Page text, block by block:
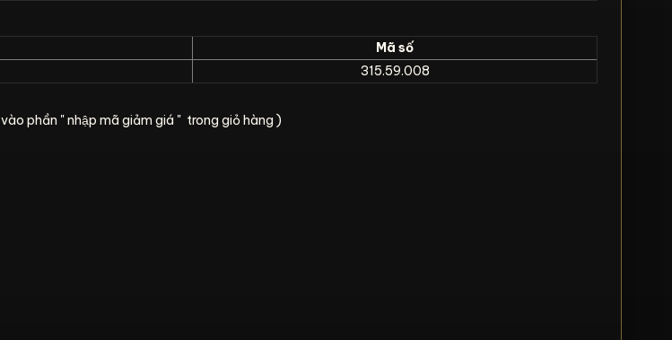
Mã số
315.59.008
vào phần " nhập mã giảm giá " trong giỏ hàng )